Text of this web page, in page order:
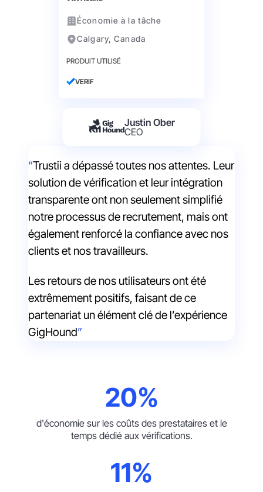
Économie à la tâche
Calgary, Canada
PRODUIT UTILISÉ
VERIF
Justin Ober
CEO
Trustii a dépassé toutes nos attentes. Leur
solution de vérification et leur intégration
transparente ont non seulement simplifié
notre processus de recrutement, mais ont
également renforcé la confiance avec nos
clients et nos travailleurs.
Les retours de nos utilisateurs ont été
extrêmement positifs, faisant de ce
partenariat un élément clé de l’expérience
GigHound
20%
d'économie sur les coûts des prestataires et le
temps dédié aux vérifications.
11%